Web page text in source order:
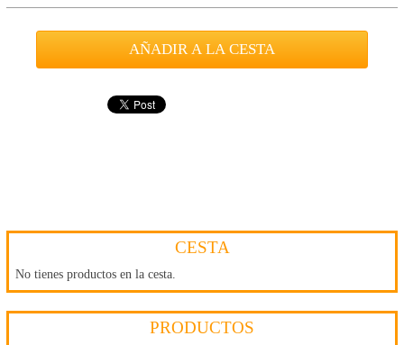
CESTA
No tienes productos en la cesta.
PRODUCTOS